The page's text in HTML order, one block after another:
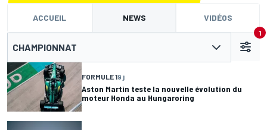
ACCUEIL NEWS VIDÉOS
CHAMPIONNAT
1
FORMULE 19 j
Aston Martin teste la nouvelle évolution du
moteur Honda au Hungaroring